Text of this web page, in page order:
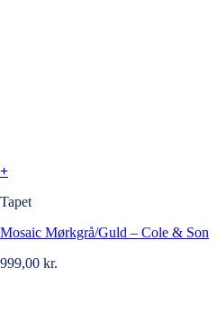
+
Tapet
Mosaic Mørkgrå/Guld – Cole & Son
999,00 kr.